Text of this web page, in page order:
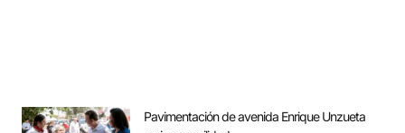
Pavimentación de avenida Enrique Unzueta